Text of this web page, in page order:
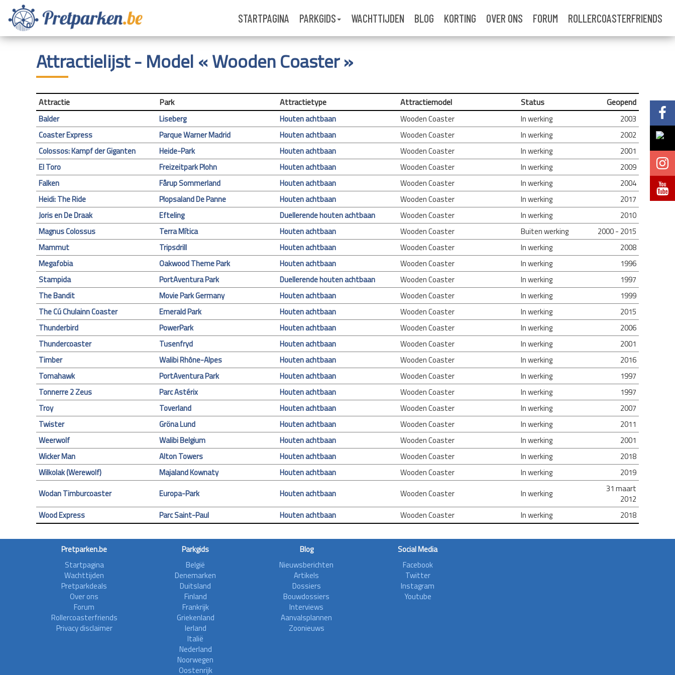
STARTPAGINA PARKGIDS WACHTTIJDEN BLOG KORTING OVER ONS FORUM ROLLERCOASTERFRIENDS
Volg @Pretparkenbe
Volg @Pretparkenbe
Volg @Pretparken.be
Volg @Pretparkenbe
Attractielijst - Model « Wooden Coaster »
Attractie Park Attractietype Attractiemodel Status Geopend
Balder Liseberg Houten achtbaan Wooden Coaster In werking
2003
Coaster Express
Parque Warner Madrid Houten achtbaan Wooden Coaster In werking
2002
Colossos: Kampf der Giganten
Heide-Park Houten achtbaan Wooden Coaster In werking
2001
El Toro
Freizeitpark Plohn Houten achtbaan Wooden Coaster In werking
2009
Falken
Fårup Sommerland Houten achtbaan Wooden Coaster In werking
2004
Heidi: The Ride
Plopsaland De Panne Houten achtbaan Wooden Coaster In werking
2017
Joris en De Draak
Efteling Duellerende houten achtbaan Wooden Coaster In werking
2010
Magnus Colossus
Terra Mítica Houten achtbaan Wooden Coaster Buiten werking
2000 - 2015
Mammut
Tripsdrill Houten achtbaan Wooden Coaster In werking
2008
Megafobia
Oakwood Theme Park Houten achtbaan Wooden Coaster In werking
1996
Stampida
PortAventura Park Duellerende houten achtbaan Wooden Coaster In werking
1997
The Bandit
Movie Park Germany Houten achtbaan Wooden Coaster In werking
1999
The Cú Chulainn Coaster
Emerald Park Houten achtbaan Wooden Coaster In werking
2015
Thunderbird
PowerPark Houten achtbaan Wooden Coaster In werking
2006
Thundercoaster
Tusenfryd Houten achtbaan Wooden Coaster In werking
2001
Timber
Walibi Rhône-Alpes Houten achtbaan Wooden Coaster In werking
2016
Tomahawk
PortAventura Park Houten achtbaan Wooden Coaster In werking
1997
Tonnerre 2 Zeus
Parc Astérix Houten achtbaan Wooden Coaster In werking
1997
Troy
Toverland Houten achtbaan Wooden Coaster In werking
2007
Twister
Gröna Lund Houten achtbaan Wooden Coaster In werking
2011
Weerwolf
Walibi Belgium Houten achtbaan Wooden Coaster In werking
2001
Wicker Man
Alton Towers Houten achtbaan Wooden Coaster In werking
2018
Wilkolak (Werewolf)
Majaland Kownaty Houten achtbaan Wooden Coaster In werking
2019
Wodan Timburcoaster
Europa-Park Houten achtbaan Wooden Coaster In werking
31 maart
2012
Wood Express
Parc Saint-Paul Houten achtbaan Wooden Coaster In werking 2018
Pretparken.be
Startpagina
Wachttijden
Pretparkdeals
Over ons
Forum
Rollercoasterfriends
Privacy disclaimer
Parkgids
België
Denemarken
Duitsland
Finland
Frankrijk
Griekenland
Ierland
Italië
Nederland
Noorwegen
Oostenrijk
Blog
Nieuwsberichten
Artikels
Dossiers
Bouwdossiers
Interviews
Aanvalsplannen
Zoonieuws
Social Media
Facebook
Twitter
Instagram
Youtube